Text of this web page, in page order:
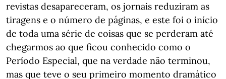
revistas desapareceram, os jornais reduziram as
tiragens e o número de páginas, e este foi o início
de toda uma série de coisas que se perderam até
chegarmos ao que ficou conhecido como o
Período Especial, que na verdade não terminou,
mas que teve o seu primeiro momento dramático